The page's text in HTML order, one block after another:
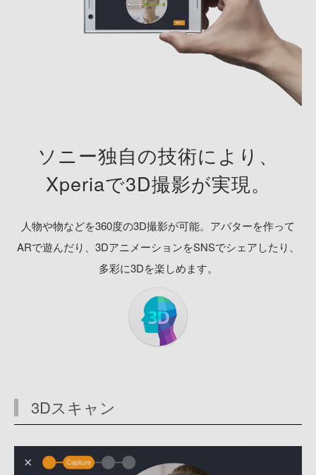
ソニー独自の技術により、
Xperiaで3D撮影が実現。
人物や物などを360度の3D撮影が可能。 アバターを作って
ARで遊んだり、3DアニメーションをSNSでシェアしたり、
多彩に3Dを楽しめます。
3Dスキャン